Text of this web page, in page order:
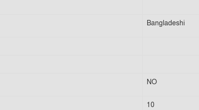
Bangladeshi
NO
10